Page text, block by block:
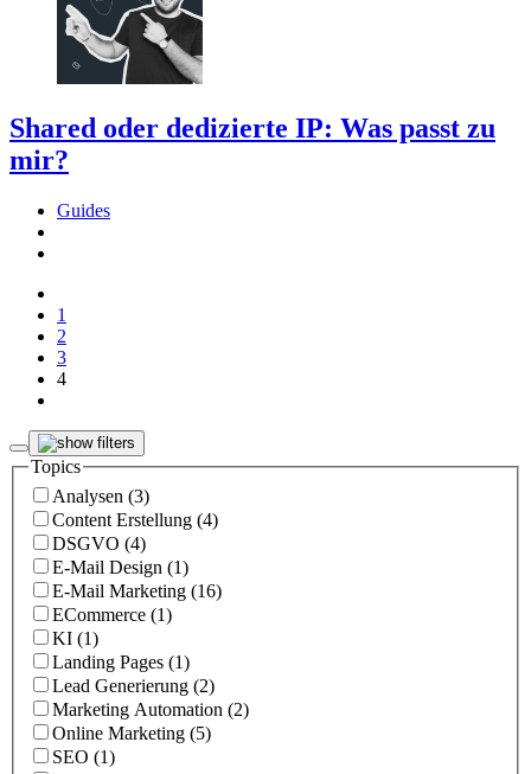
Shared oder dedizierte IP: Was passt zu
mir?
Guides
1
2
3
4
Topics
Analysen (3)
Content Erstellung (4)
DSGVO (4)
E-Mail Design (1)
E-Mail Marketing (16)
ECommerce (1)
KI (1)
Landing Pages (1)
Lead Generierung (2)
Marketing Automation (2)
Online Marketing (5)
SEO (1)